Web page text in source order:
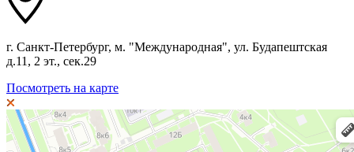
г. Санкт-Петербург, м. "Международная", ул. Будапештская
д.11, 2 эт., сек.29
Посмотреть на карте